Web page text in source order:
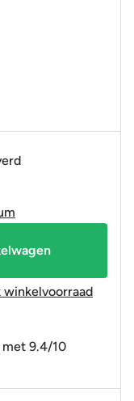
winkelvoorraad
met 9.4/10